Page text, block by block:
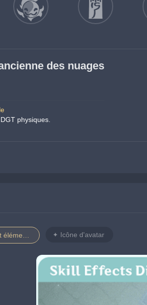
des nuages
DGT physiques.
Icône d'avatar